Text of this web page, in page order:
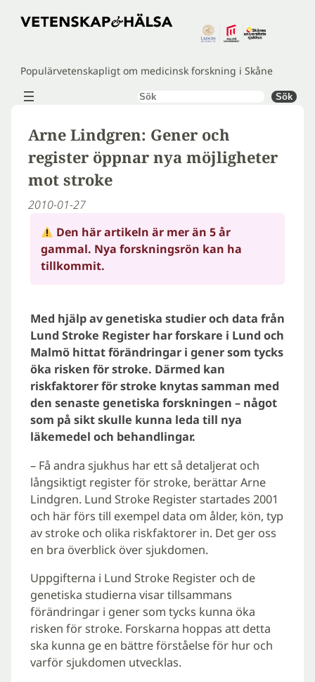
Hoppa
Populärvetenskapligt om medicinsk forskning i Skåne
Sök Sök
Arne Lindgren: Gener och
register öppnar nya möjligheter
mot stroke
2010-01-27
Den här artikeln är mer än 5 år
gammal. Nya forskningsrön kan ha
tillkommit.
Med hjälp av genetiska studier och data från
Lund Stroke Register har forskare i Lund och
Malmö hittat förändringar i gener som tycks
öka risken för stroke. Därmed kan
riskfaktorer för stroke knytas samman med
den senaste genetiska forskningen – något
som på sikt skulle kunna leda till nya
läkemedel och behandlingar.
– Få andra sjukhus har ett så detaljerat och
långsiktigt register för stroke, berättar Arne
Lindgren. Lund Stroke Register startades 2001
och här förs till exempel data om ålder, kön, typ
av stroke och olika riskfaktorer in. Det ger oss
en bra överblick över sjukdomen.
Uppgifterna i Lund Stroke Register och de
genetiska studierna visar tillsammans
förändringar i gener som tycks kunna öka
risken för stroke. Forskarna hoppas att detta
ska kunna ge en bättre förståelse för hur och
varför sjukdomen utvecklas.